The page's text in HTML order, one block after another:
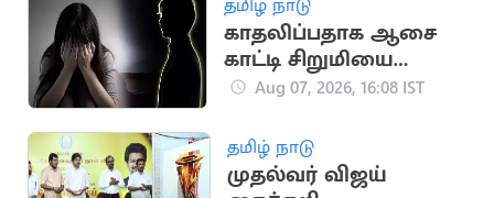
காதலிப்பதாக ஆசை
காட்டி சிறுமியை
பலாத்காரம் செய்த
Aug 07, 2026, 16:08 IST
தமிழ் நாடு
முதல்வர் விஜய்